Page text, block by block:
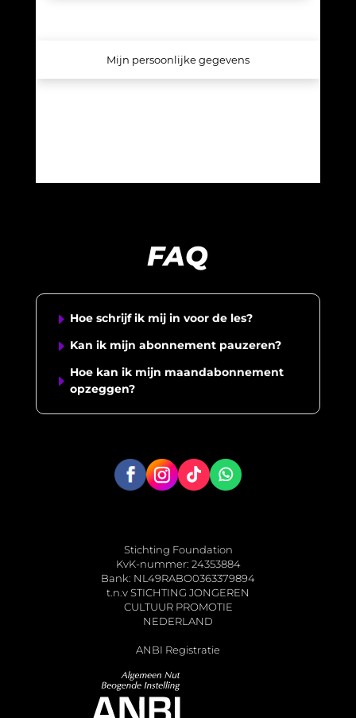
FAQ
E Hoe schrijf ik mij in voor de les?
E Kan ik mijn abonnement pauzeren?
E Hoe kan ik mijn maandabonnement
opzeggen?
Stichting Foundation
KvK-nummer: 24353884
Bank: NL49RABO0363379894
t.n.v STICHTING JONGEREN
CULTUUR PROMOTIE
NEDERLAND
ANBI Registratie